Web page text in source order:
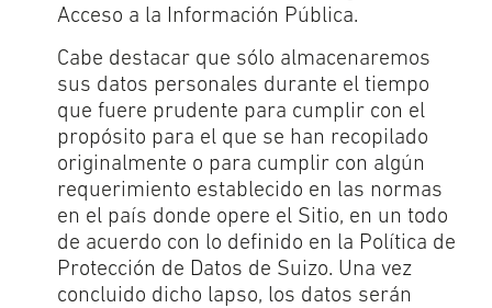
Acceso a la Información Pública.
Cabe destacar que sólo almacenaremos
sus datos personales durante el tiempo
que fuere prudente para cumplir con el
propósito para el que se han recopilado
originalmente o para cumplir con algún
requerimiento establecido en las normas
en el país donde opere el Sitio, en un todo
de acuerdo con lo definido en la Política de
Protección de Datos de Suizo. Una vez
concluido dicho lapso, los datos serán